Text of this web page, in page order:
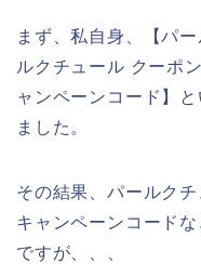
まず、私自身、【パ
ルクチュール クーポ
ャンペーンコード】
ました。
その結果、パールク
キャンペーンコード
ですが、、、